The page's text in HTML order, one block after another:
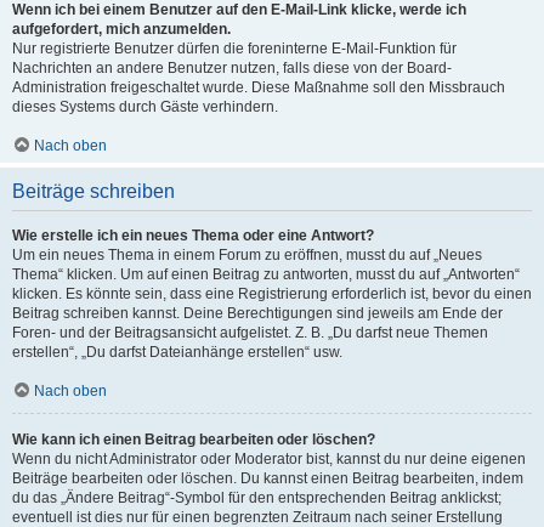
Wenn ich bei einem Benutzer auf den E-Mail-Link klicke, werde ich
aufgefordert, mich anzumelden.
Nur registrierte Benutzer dürfen die foreninterne E-Mail-Funktion für
Nachrichten an andere Benutzer nutzen, falls diese von der Board-
Administration freigeschaltet wurde. Diese Maßnahme soll den Missbrauch
dieses Systems durch Gäste verhindern.
Nach oben
Beiträge schreiben
Wie erstelle ich ein neues Thema oder eine Antwort?
Um ein neues Thema in einem Forum zu eröffnen, musst du auf „Neues
Thema“ klicken. Um auf einen Beitrag zu antworten, musst du auf „Antworten“
klicken. Es könnte sein, dass eine Registrierung erforderlich ist, bevor du einen
Beitrag schreiben kannst. Deine Berechtigungen sind jeweils am Ende der
Foren- und der Beitragsansicht aufgelistet. Z. B. „Du darfst neue Themen
erstellen“, „Du darfst Dateianhänge erstellen“ usw.
Nach oben
Wie kann ich einen Beitrag bearbeiten oder löschen?
Wenn du nicht Administrator oder Moderator bist, kannst du nur deine eigenen
Beiträge bearbeiten oder löschen. Du kannst einen Beitrag bearbeiten, indem
du das „Ändere Beitrag“-Symbol für den entsprechenden Beitrag anklickst;
eventuell ist dies nur für einen begrenzten Zeitraum nach seiner Erstellung